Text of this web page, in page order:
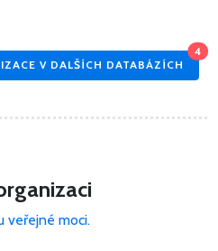
V DALŠÍCH DATABÁZÍCH
4
veřejné moci.